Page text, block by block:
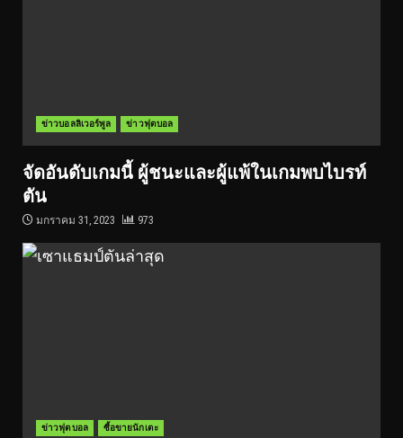
ข่าวบอลลิเวอร์พูล ข่าวฟุตบอล
จัดอันดับเกมนี้ ผู้ชนะและผู้แพ้ในเกมพบไบรท์
ตัน
มกราคม 31, 2023 973
ข่าวฟุตบอล ซื้อขายนักเตะ